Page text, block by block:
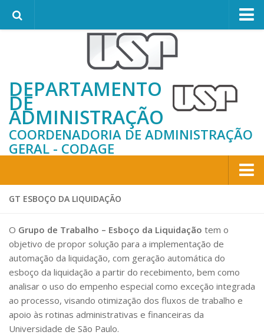
A Diretoria
Estrutura do Departamento
Assistência Técnica de Gestão
DACLC – Serviço de Compras Centralizadas
Compras Remotas
DACI – Gestão de Contratos e Importação
DACIT – Seção de Contratos Terceirizados
DACIE – Seção de Importação e Exportação
Importação
FAQ Importação FAPESP
DEPARTAMENTO
DE
ADMINISTRAÇÃO
COORDENADORIA DE ADMINISTRAÇÃO
GERAL - CODAGE
Home
Licitações USP
Banco de Preços USP
Informes sobre a “NLLC”
Modelos e Instruções
Designação de Agentes de Contratação – Pregoeiros
e Equipe de Apoio
GT ESBOÇO DA LIQUIDAÇÃO
O Grupo de Trabalho – Esboço da Liquidação tem o
objetivo de propor solução para a implementação de
automação da liquidação, com geração automática do
esboço da liquidação a partir do recebimento, bem como
analisar o uso do empenho especial como exceção integrada
ao processo, visando otimização dos fluxos de trabalho e
apoio às rotinas administrativas e financeiras da
Universidade de São Paulo.